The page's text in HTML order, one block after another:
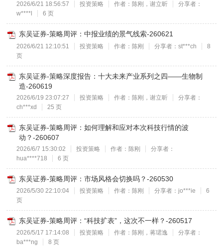
2026/6/21 18:56:57 投资策略 作者：陈刚，谢立昕
分享者：
w****l
6 页
东吴证券-策略周评：中报业绩的景气线索-260621
2026/6/21 12:10:51 投资策略 作者：陈刚 分享者：st***ch
8
页
东吴证券-策略深度报告：十大未来产业系列之四——生物制
造-260619
2026/6/19 23:07:27 投资策略 作者：陈刚，谢立昕
分享者：
ch***xd
25 页
东吴证券-策略周评：如何理解和应对本次科技行情的波
动？-260607
2026/6/7 15:30:02 投资策略 作者：陈刚
分享者：
hua****718
6 页
东吴证券-策略周评：市场风格会切换吗？-260530
2026/5/30 22:10:04 投资策略 作者：陈刚 分享者：jo***ie
6
页
东吴证券-策略周评：“科技扩表”，这次不一样？-260517
2026/5/17 17:14:08 投资策略 作者：陈刚，蒋珺逸
分享者：
ba***ng
8 页